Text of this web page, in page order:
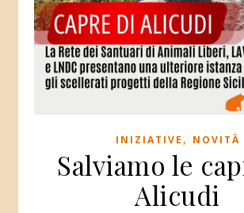
INIZIATIVE , NOVITÀ
Salviamo le
Alicudi